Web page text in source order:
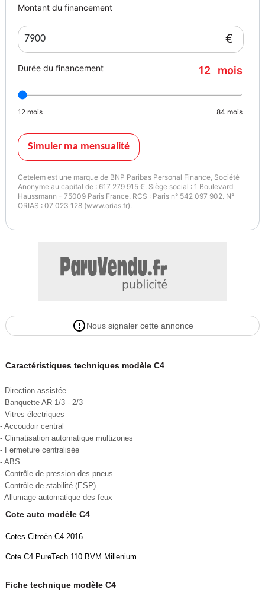
Montant du financement
€
Durée du financement 12 mois
12 mois 84 mois
Simuler ma mensualité
Cetelem est une marque de BNP Paribas Personal Finance, Société
Anonyme au capital de : 617 279 915 €. Siège social : 1 Boulevard
Haussmann - 75009 Paris France. RCS : Paris n° 542 097 902. N°
ORIAS : 07 023 128 (www.orias.fr).
Nous signaler cette annonce
Caractéristiques techniques modèle C4
- Direction assistée
- Banquette AR 1/3 - 2/3
- Vitres électriques
- Accoudoir central
- Climatisation automatique multizones
- Fermeture centralisée
- ABS
- Contrôle de pression des pneus
- Contrôle de stabilité (ESP)
- Allumage automatique des feux
Cote auto modèle C4
Cotes Citroën C4 2016
Cote C4 PureTech 110 BVM Millenium
Fiche technique modèle C4